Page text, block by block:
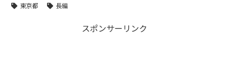
東京都
長編
スポンサーリンク